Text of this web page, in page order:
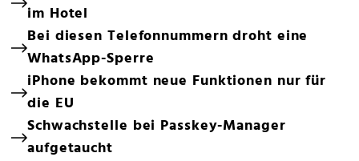
im Hotel
Bei diesen Telefonnummern droht eine
WhatsApp-Sperre
iPhone bekommt neue Funktionen nur für
die EU
Schwachstelle bei Passkey-Manager
aufgetaucht